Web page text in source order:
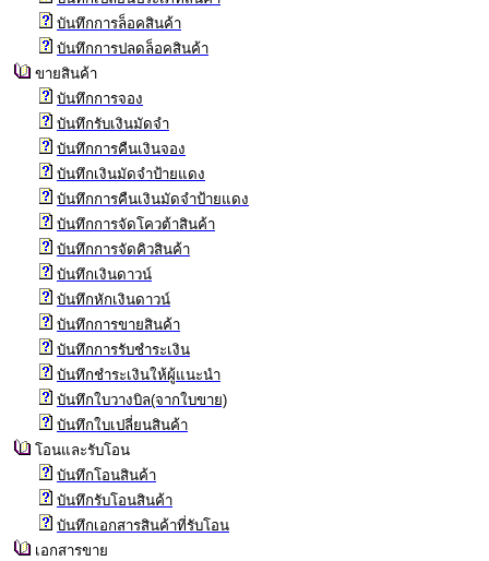
บันทึกการล็อคสินค้า
บันทึกการปลดล็อคสินค้า
ขายสินค้า
บันทึกการจอง
บันทึกรับเงินมัดจำ
บันทึกการคืนเงินจอง
บันทึกเงินมัดจำป้ายแดง
บันทึกการคืนเงินมัดจำป้ายแดง
บันทึกการจัดโควต้าสินค้า
บันทึกการจัดคิวสินค้า
บันทึกเงินดาวน์
บันทึกหักเงินดาวน์
บันทึกการขายสินค้า
บันทึกการรับชำระเงิน
บันทึกชำระเงินให้ผู้แนะนำ
บันทึกใบวางบิล(จากใบขาย)
บันทึกใบเปลี่ยนสินค้า
โอนและรับโอน
บันทึกโอนสินค้า
บันทึกรับโอนสินค้า
บันทึกเอกสารสินค้าที่รับโอน
เอกสารขาย